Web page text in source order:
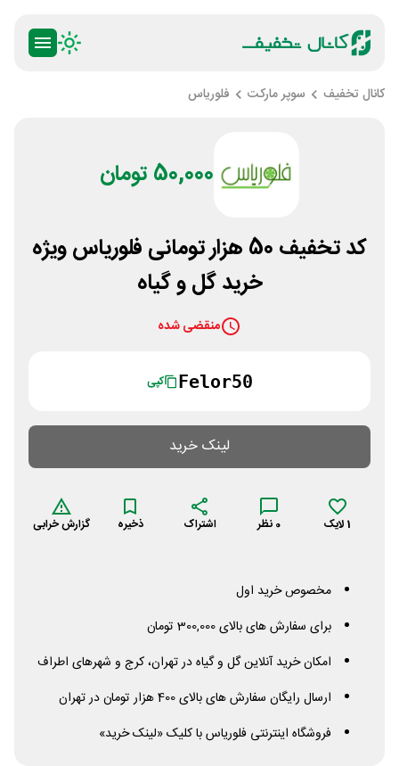
کانال تخفیف سوپر مارکت فلوریاس
50,000 تومان
کد تخفیف 50 هزار تومانی فلوریاس ویژه
خرید گل و گیاه
منقضی شده
Felor50 کپی
لینک خرید
1لایک 0 نظر اشتراک ذخیره گزارش خرابی
مخصوص خرید اول
برای سفارش های بالای 300,000 تومان
امکان خرید آنلاین گل و گیاه در تهران، کرج و شهرهای اطراف
ارسال رایگان سفارش های بالای 400 هزار تومان در تهران
فروشگاه اینترنتی فلوریاس با کلیک «لینک خرید»